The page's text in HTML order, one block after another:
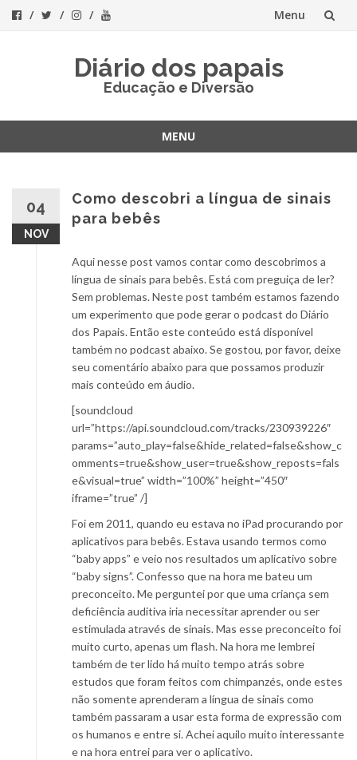
Menu
Diário dos papais
Educação e Diversão
MENU
04
NOV
Como descobri a língua de sinais
para bebês
Aqui nesse post vamos contar como descobrimos a
língua de sinais para bebês. Está com preguiça de ler?
Sem problemas. Neste post também estamos fazendo
um experimento que pode gerar o podcast do Diário
dos Papais. Então este conteúdo está disponível
também no podcast abaixo. Se gostou, por favor, deixe
seu comentário abaixo para que possamos produzir
mais conteúdo em áudio.
[soundcloud
url=”https://api.soundcloud.com/tracks/230939226″
params=”auto_play=false&hide_related=false&show_c
omments=true&show_user=true&show_reposts=fals
e&visual=true” width=”100%” height=”450″
iframe=”true” /]
Foi em 2011, quando eu estava no iPad procurando por
aplicativos para bebês. Estava usando termos como
“baby apps” e veio nos resultados um aplicativo sobre
“baby signs”. Confesso que na hora me bateu um
preconceito. Me perguntei por que uma criança sem
deficiência auditiva iria necessitar aprender ou ser
estimulada através de sinais. Mas esse preconceito foi
muito curto, apenas um flash. Na hora me lembrei
também de ter lido há muito tempo atrás sobre
estudos que foram feitos com chimpanzés, onde estes
não somente aprenderam a língua de sinais como
também passaram a usar esta forma de expressão com
os humanos e entre si. Achei aquilo muito interessante
e na hora entrei para ver o aplicativo.